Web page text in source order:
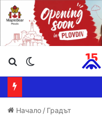
Търсене ...
Начало / Градът